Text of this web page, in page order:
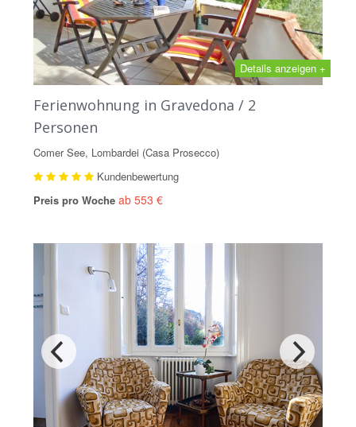
Details anzeigen +
Ferienwohnung in Gravedona / 2
Personen
Comer See, Lombardei (Casa Prosecco)
Kundenbewertung
Preis pro Woche ab 553 €